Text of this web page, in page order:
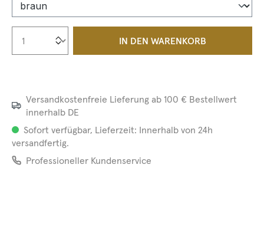
Produkt Anzahl: Gib den
IN DEN WARENKORB
Versandkostenfreie Lieferung ab 100 € Bestellwert
innerhalb DE
Sofort verfügbar, Lieferzeit: Innerhalb von 24h
versandfertig.
Professioneller Kundenservice